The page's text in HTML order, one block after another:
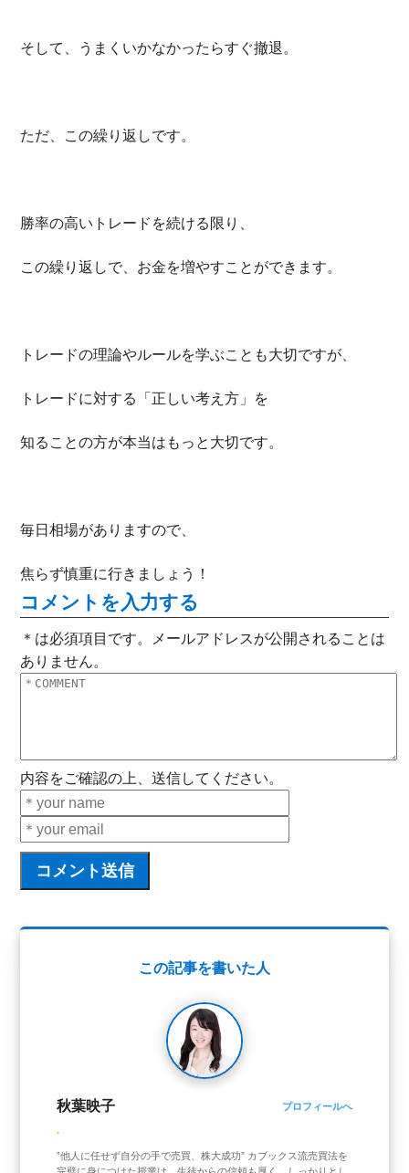
そして、うまくいかなかったらすぐ撤退。
ただ、この繰り返しです。
勝率の高いトレードを続ける限り、
この繰り返しで、お金を増やすことができます。
トレードの理論やルールを学ぶことも大切ですが、
トレードに対する「正しい考え方」を
知ることの方が本当はもっと大切です。
毎日相場がありますので、
焦らず慎重に行きましょう！
コメントを入力する
＊は必須項目です。メールアドレスが公開されることは
ありません。
内容をご確認の上、送信してください。
この記事を書いた人
秋葉映子 プロフィールへ
.
”他人に任せず自分の手で売買、株大成功” カブックス流売買法を